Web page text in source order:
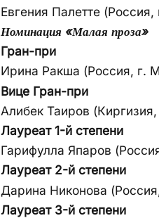
Евгения Палетте
Номинация «Малая проза»
Гран-при
Ирина Ракша (Россия, г.
Вице Гран-при
Алибек Таиров
Лауреат 1-й степени
Гарифулла Япаров
Лауреат 2-й степени
Дарина Никонова
Лауреат 3-й степени